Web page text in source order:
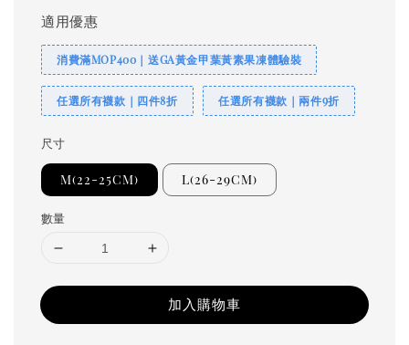
適用優惠
消費滿MOP400｜送GA黃金甲葉黃素果凍體驗裝
任選所有襪款｜四件8折 任選所有襪款｜兩件9折
尺寸
M(22-25CM) L(26-29CM)
數量
加入購物車